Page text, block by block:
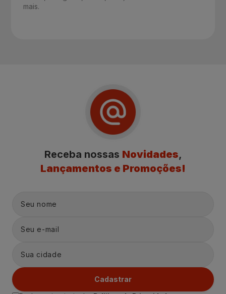
mais.
Receba nossas Novidades,
Lançamentos e Promoções!
Cadastrar